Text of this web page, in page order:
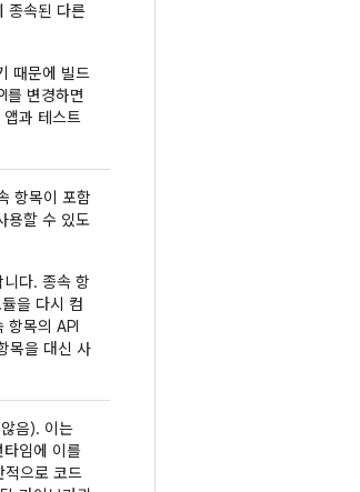
종속된 다른
때문에 빌드
를 변경하면
과 테스트
항목이 포함
용할 수 있도
다. 종속 항
을 다시 컴
항목의 API
목을 대신 사
음). 이는
임에 이를
적으로 코드